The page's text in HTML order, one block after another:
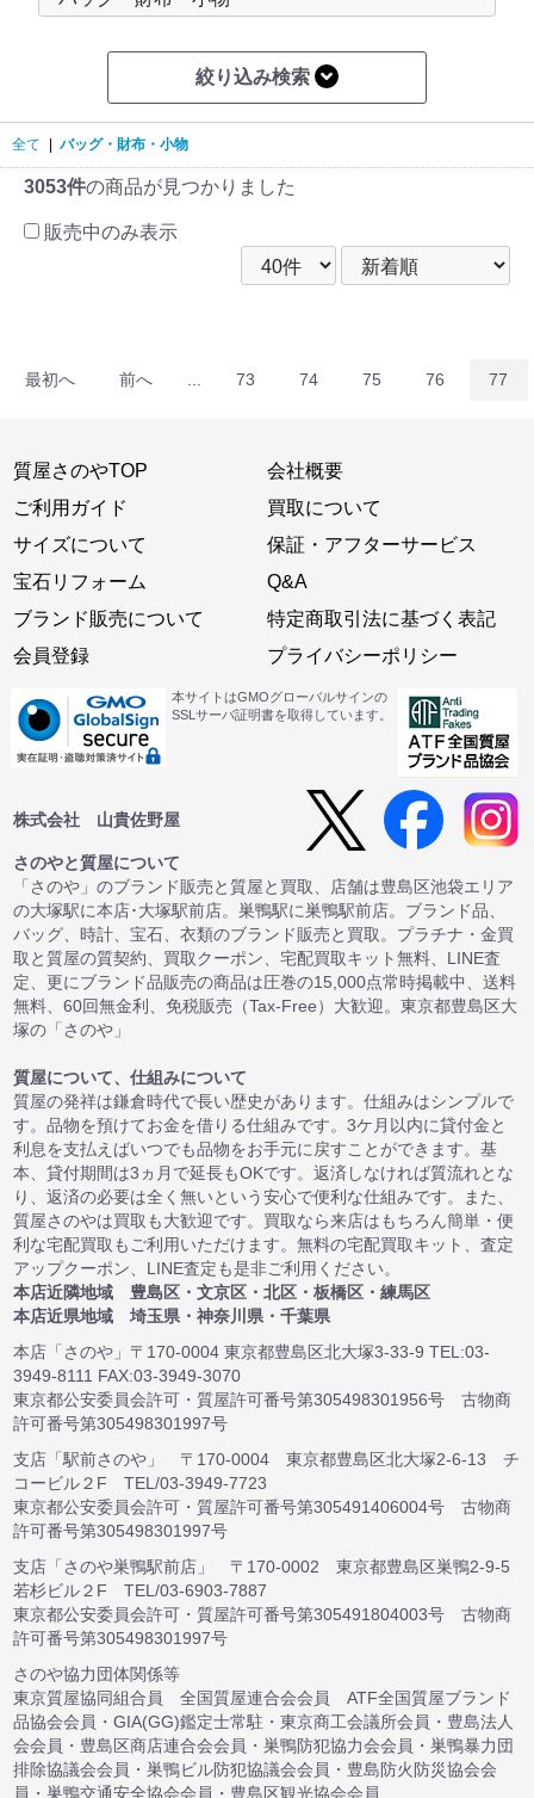
絞り込み検索
全て バッグ・財布・小物
3053件の商品が見つかりました
販売中のみ表示
最初へ 前へ ... 73 74 75 76 77
質屋さのやTOP
ご利用ガイド
サイズについて
宝石リフォーム
ブランド販売について
会員登録
会社概要
買取について
保証・アフターサービス
Q&A
特定商取引法に基づく表記
プライバシーポリシー
本サイトはGMOグローバルサインの
SSLサーバ証明書を取得しています。
株式会社 山貴佐野屋
さのやと質屋について
「さのや」のブランド販売と質屋と買取、店舗は豊島区池袋エリア
の大塚駅に本店･大塚駅前店。巣鴨駅に巣鴨駅前店。ブランド品、
バッグ、時計、宝石、衣類のブランド販売と買取。プラチナ・金買
取と質屋の質契約、買取クーポン、宅配買取キット無料、LINE査
定、更にブランド品販売の商品は圧巻の15,000点常時掲載中、送料
無料、60回無金利、免税販売（Tax-Free）大歓迎。東京都豊島区大
塚の「さのや」
質屋について、仕組みについて
質屋の発祥は鎌倉時代で長い歴史があります。仕組みはシンプルで
す。品物を預けてお金を借りる仕組みです。3ケ月以内に貸付金と
利息を支払えばいつでも品物をお手元に戻すことができます。基
本、貸付期間は3ヵ月で延長もOKです。返済しなければ質流れとな
り、返済の必要は全く無いという安心で便利な仕組みです。また、
質屋さのやは買取も大歓迎です。買取なら来店はもちろん簡単・便
利な宅配買取もご利用いただけます。無料の宅配買取キット、査定
アップクーポン、LINE査定も是非ご利用ください。
本店近隣地域 豊島区・文京区・北区・板橋区・練馬区
本店近県地域 埼玉県・神奈川県・千葉県
本店「さのや」〒170-0004 東京都豊島区北大塚3-33-9 TEL:03-
3949-8111 FAX:03-3949-3070
東京都公安委員会許可・質屋許可番号第305498301956号 古物商
許可番号第305498301997号
支店「駅前さのや」 〒170-0004 東京都豊島区北大塚2-6-13 チ
コービル２F TEL/03-3949-7723
東京都公安委員会許可・質屋許可番号第305491406004号 古物商
許可番号第305498301997号
支店「さのや巣鴨駅前店」 〒170-0002 東京都豊島区巣鴨2-9-5
若杉ビル２F TEL/03-6903-7887
東京都公安委員会許可・質屋許可番号第305491804003号 古物商
許可番号第305498301997号
さのや協力団体関係等
東京質屋協同組合員 全国質屋連合会会員 ATF全国質屋ブランド
品協会会員・GIA(GG)鑑定士常駐・東京商工会議所会員・豊島法人
会会員・豊島区商店連合会会員・巣鴨防犯協力会会員・巣鴨暴力団
排除協議会会員・巣鴨ビル防犯協議会会員・豊島防火防災協会会
員・巣鴨交通安全協会会員・豊島区観光協会会員